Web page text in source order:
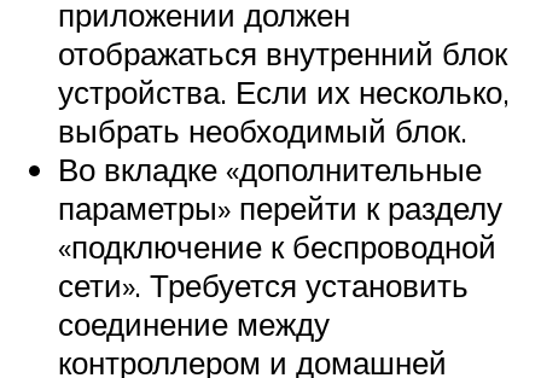
приложении должен
отображаться внутренний блок
устройства. Если их несколько,
выбрать необходимый блок.
Во вкладке «дополнительные
параметры» перейти к разделу
«подключение к беспроводной
сети». Требуется установить
соединение между
контроллером и домашней